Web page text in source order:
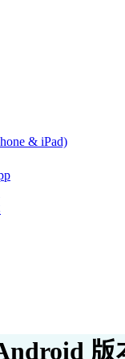
& iPad)
版